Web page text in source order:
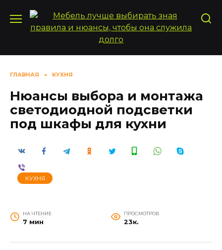
содержанию
ГЛАВНАЯ » КУХНЯ
Нюансы выбора и монтажа
светодиодной подсветки
под шкафы для кухни
КУХНЯ
НА ЧТЕНИЕ
7 мин
ПРОСМОТРОВ
23к.